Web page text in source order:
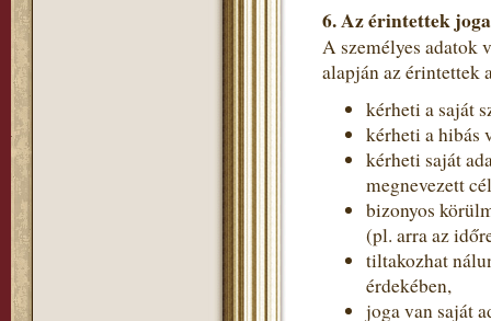
6. Az érintettek
A személyes adatok
alapján az érintettek
kérheti a saját
kérheti a hibás
kérheti saját
megnevezett
bizonyos
(pl. arra az
tiltakozhat
érdekében,
joga van saját